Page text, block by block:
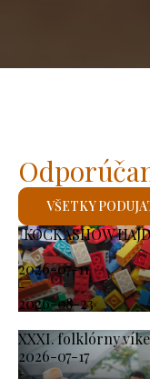
KOCKASHOW
2026-07-11
-
2026-08-23
XXXI. folklórny
2026-07-17
-
VŠETKY